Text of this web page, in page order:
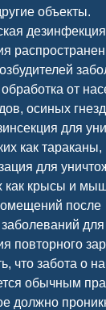
объекты.
от
осиных
для
как
для
как крысы и
после
для
повторного
что забота о
обычным
должно